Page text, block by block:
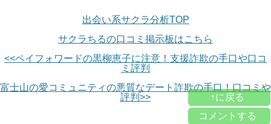
出会い系サクラ分析TOP
サクラちるの口コミ掲示板はこちら
<<ペイフォワードの黒柳恵子に注意！支援詐欺の手口や口コ
ミ評判
富士山の愛コミュニティの悪質なデート詐欺の手口！口コミや
評判>>
↑に戻る
コメントする